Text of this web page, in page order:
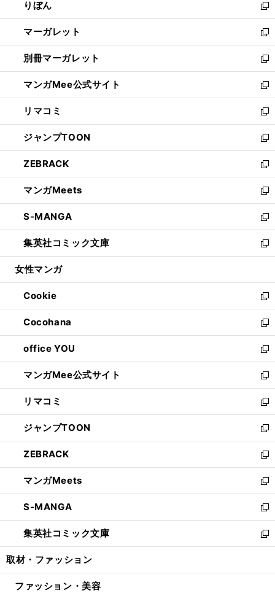
く
で
開
く
ド
ウ
で
開
く
ィ
ン
ド
ウ
で
開
く
りぼん
新
し
い
ウ
ィ
ン
ド
ウ
で
開
く
マーガレット
新
し
い
ウ
ィ
ン
ド
ウ
で
開
く
別冊マーガレット
新
し
い
ウ
ィ
ン
ド
ウ
で
開
く
マンガMee公式サイト
新
し
い
ウ
ィ
ン
ド
ウ
で
開
く
リマコミ
新
し
い
ウ
ィ
ン
ド
ウ
で
開
く
ジャンプTOON
新
し
い
ウ
ィ
ン
ド
ウ
で
開
ZEBRACK
新
し
い
ウ
ィ
ン
ド
ウ
開
く
マンガMeets
新
し
い
ウ
ィ
ン
ウ
で
開
く
S-MANGA
新
し
い
ウ
ン
ド
ウ
で
開
く
集英社コミック文庫
新
し
ウ
ィ
ン
ド
ウ
で
開
く
女性マンガ
Cookie
新
し
い
ウ
ィ
ン
ド
ウ
で
開
く
Cocohana
新
し
い
ウ
ィ
ン
ド
ウ
で
開
く
office YOU
新
し
い
ウ
ィ
ン
ド
ウ
で
開
く
マンガMee公式サイト
新
し
い
ウ
ィ
ン
ド
ウ
で
開
く
リマコミ
新
し
い
ウ
ィ
ン
ド
ウ
で
開
く
ジャンプTOON
新
し
い
ウ
ィ
ン
ド
ウ
で
開
ZEBRACK
新
し
い
ウ
ィ
ン
ド
ウ
開
マンガMeets
新
し
い
ウ
ィ
ン
ウ
S-MANGA
新
し
い
ウ
ン
集英社コミック文庫
新
し
ウ
取材・ファッション
ファッション・美容